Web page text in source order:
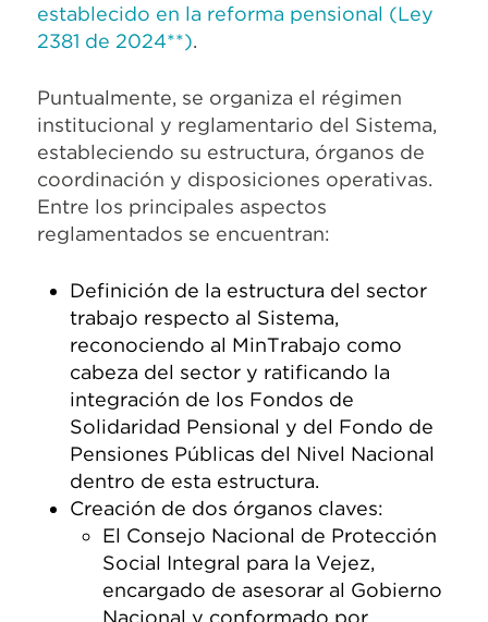
establecido en la reforma pensional (Ley
2381 de 2024**).
Puntualmente, se organiza el régimen
institucional y reglamentario del Sistema,
estableciendo su estructura, órganos de
coordinación y disposiciones operativas.
Entre los principales aspectos
reglamentados se encuentran:
Definición de la estructura del sector
trabajo respecto al Sistema,
reconociendo al MinTrabajo como
cabeza del sector y ratificando la
integración de los Fondos de
Solidaridad Pensional y del Fondo de
Pensiones Públicas del Nivel Nacional
dentro de esta estructura.
Creación de dos órganos claves:
El Consejo Nacional de Protección
Social Integral para la Vejez,
encargado de asesorar al Gobierno
Nacional y conformado por